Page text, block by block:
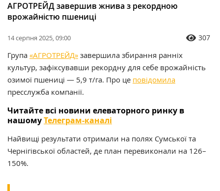
АГРОТРЕЙД завершив жнива з рекордною
врожайністю пшениці
14 серпня 2025, 09:00 307
Група «АГРОТРЕЙД» завершила збирання ранніх
культур, зафіксувавши рекордну для себе врожайність
озимої пшениці — 5,9 т/га. Про це повідомила
пресслужба компанії.
Читайте всі новини елеваторного ринку в
нашомуТелеграм-каналі
Найвищі результати отримали на полях Сумської та
Чернігівської областей, де план перевиконали на 126–
150%.